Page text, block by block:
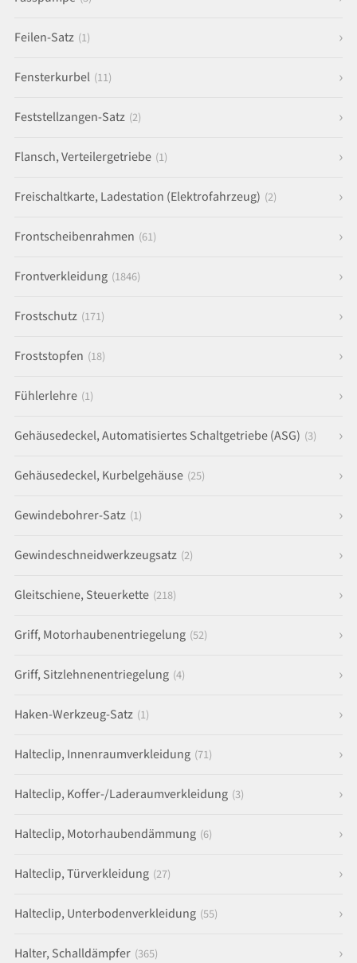
Feilen-Satz (1)
Fensterkurbel (11)
Feststellzangen-Satz (2)
Flansch, Verteilergetriebe (1)
Freischaltkarte, Ladestation (Elektrofahrzeug) (2)
Frontscheibenrahmen (61)
Frontverkleidung (1846)
Frostschutz (171)
Froststopfen (18)
Fühlerlehre (1)
Gehäusedeckel, Automatisiertes Schaltgetriebe (ASG) (3)
Gehäusedeckel, Kurbelgehäuse (25)
Gewindebohrer-Satz (1)
Gewindeschneidwerkzeugsatz (2)
Gleitschiene, Steuerkette (218)
Griff, Motorhaubenentriegelung (52)
Griff, Sitzlehnenentriegelung (4)
Haken-Werkzeug-Satz (1)
Halteclip, Innenraumverkleidung (71)
Halteclip, Koffer-/Laderaumverkleidung (3)
Halteclip, Motorhaubendämmung (6)
Halteclip, Türverkleidung (27)
Halteclip, Unterbodenverkleidung (55)
Halter, Schalldämpfer (365)